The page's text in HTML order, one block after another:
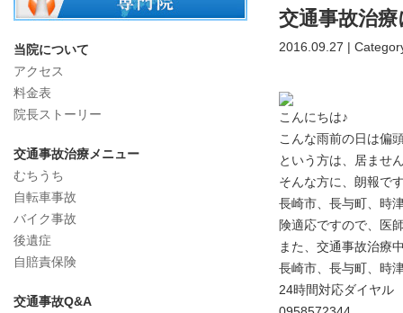
交通事故治
2016.09.27 |
こんにちは♪
こんな雨前の日は偏
という方は、居ませ
そんな方に、朗報で
長崎市、長与町、時
険適応ですので、医
また、交通事故治療
長崎市、長与町、時
24時間対応ダイヤル
当院について
アクセス
料金表
院長ストーリー
交通事故治療メニュー
むちうち
自転車事故
バイク事故
後遺症
自賠責保険
交通事故Q&A